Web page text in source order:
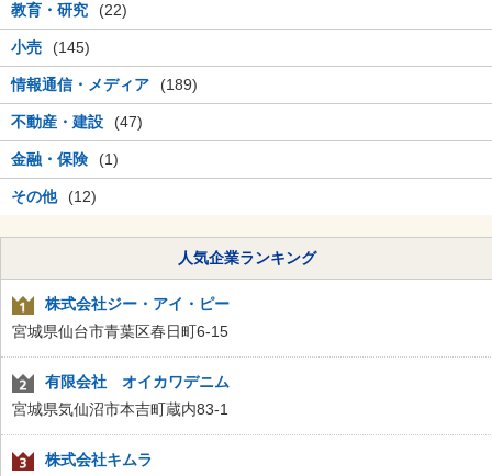
教育・研究 (22)
小売 (145)
情報通信・メディア (189)
不動産・建設 (47)
金融・保険 (1)
その他 (12)
人気企業ランキング
株式会社ジー・アイ・ピー
宮城県仙台市青葉区春日町6-15
有限会社 オイカワデニム
宮城県気仙沼市本吉町蔵内83-1
株式会社キムラ